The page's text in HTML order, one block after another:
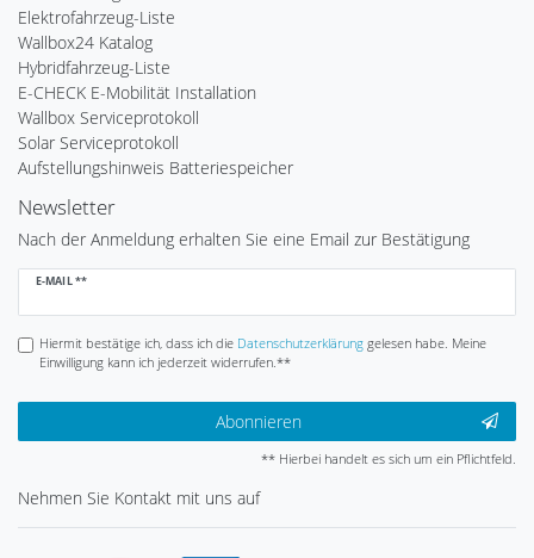
Elektrofahrzeug-Liste
Wallbox24 Katalog
Hybridfahrzeug-Liste
E-CHECK E-Mobilität Installation
Wallbox Serviceprotokoll
Solar Serviceprotokoll
Aufstellungshinweis Batteriespeicher
Newsletter
Nach der Anmeldung erhalten Sie eine Email zur Bestätigung
E-MAIL **
Newsletter
Hiermit bestätige ich, dass ich die Daten­schutz­erklärunggelesen habe. Meine
Einwilligung kann ich jederzeit widerrufen.**
Abonnieren
** Hierbei handelt es sich um ein Pflichtfeld.
Nehmen Sie Kontakt mit uns auf